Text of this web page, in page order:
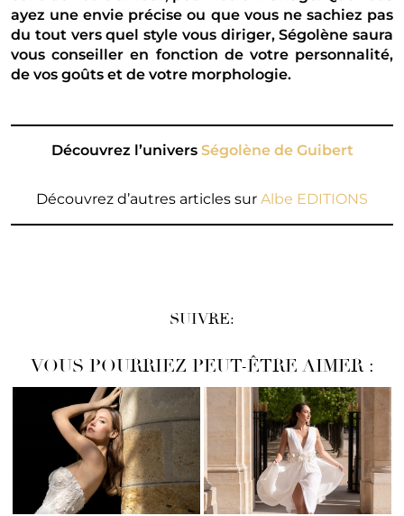
ayez une envie précise ou que vous ne sachiez pas
du tout vers quel style vous diriger, Ségolène saura
vous conseiller en fonction de votre personnalité,
de vos goûts et de votre morphologie.
Découvrez l’univers Ségolène de Guibert
Découvrez d’autres articles sur Albe EDITIONS
SUIVRE:
VOUS POURRIEZ PEUT-ÊTRE AIMER :